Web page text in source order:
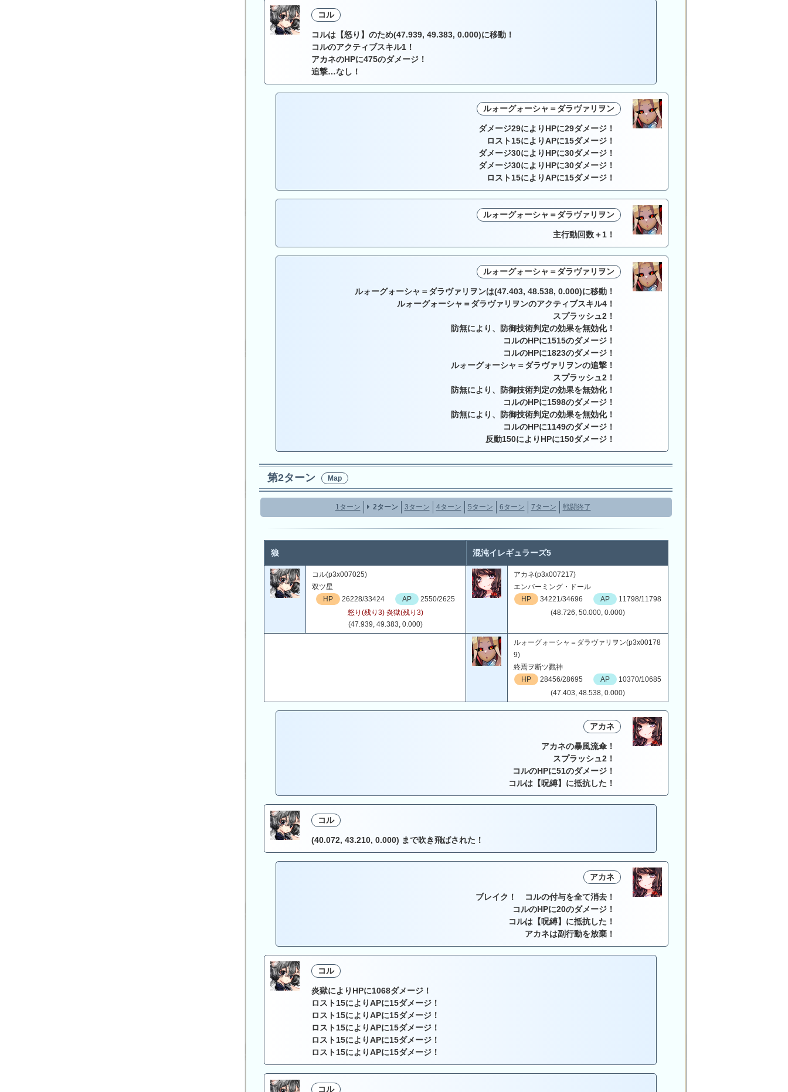
コル
コルは【怒り】のため(47.939, 49.383, 0.000)に移動！
コルのアクティブスキル1！
アカネのHPに475のダメージ！
追撃…なし！
ルォーグォーシャ＝ダラヴァリヲン
ダメージ29によりHPに29ダメージ！
ロスト15によりAPに15ダメージ！
ダメージ30によりHPに30ダメージ！
ダメージ30によりHPに30ダメージ！
ロスト15によりAPに15ダメージ！
ルォーグォーシャ＝ダラヴァリヲン
主行動回数＋1！
ルォーグォーシャ＝ダラヴァリヲン
ルォーグォーシャ＝ダラヴァリヲンは(47.403, 48.538, 0.000)に移動！
ルォーグォーシャ＝ダラヴァリヲンのアクティブスキル4！
スプラッシュ2！
防無により、防御技術判定の効果を無効化！
コルのHPに1515のダメージ！
コルのHPに1823のダメージ！
ルォーグォーシャ＝ダラヴァリヲンの追撃！
スプラッシュ2！
防無により、防御技術判定の効果を無効化！
コルのHPに1598のダメージ！
防無により、防御技術判定の効果を無効化！
コルのHPに1149のダメージ！
反動150によりHPに150ダメージ！
第2ターン Map
1ターン 2ターン 3ターン 4ターン 5ターン 6ターン 7ターン 戦闘終了
狼 混沌イレギュラーズ5
コル(p3x007025)
双ツ星
HP
26228/33424 AP
2550/2625
怒り(残り3) 炎獄(残り3)
(47.939, 49.383, 0.000)
アカネ(p3x007217)
エンバーミング・ドール
HP
34221/34696 AP
11798/11798
(48.726, 50.000, 0.000)
ルォーグォーシャ＝ダラヴァリヲン(p3x00178
9)
終焉ヲ断ツ戮神
HP
28456/28695 AP
10370/10685
(47.403, 48.538, 0.000)
アカネ
アカネの暴風流傘！
スプラッシュ2！
コルのHPに51のダメージ！
コルは【呪縛】に抵抗した！
コル
(40.072, 43.210, 0.000) まで吹き飛ばされた！
アカネ
ブレイク！ コルの付与を全て消去！
コルのHPに20のダメージ！
コルは【呪縛】に抵抗した！
アカネは副行動を放棄！
コル
炎獄によりHPに1068ダメージ！
ロスト15によりAPに15ダメージ！
ロスト15によりAPに15ダメージ！
ロスト15によりAPに15ダメージ！
ロスト15によりAPに15ダメージ！
ロスト15によりAPに15ダメージ！
コル